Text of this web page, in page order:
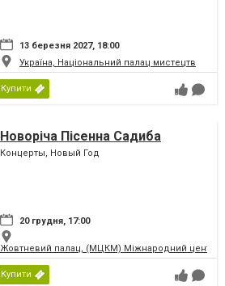
13 березня 2027, 18:00
Україна, Національний палац мистецтв
Купити
Новоріча Пісенна Садиба
Концерты, Новый Год
20 грудня, 17:00
Жовтневий палац, (МЦКМ) Міжнародний центр
Купити